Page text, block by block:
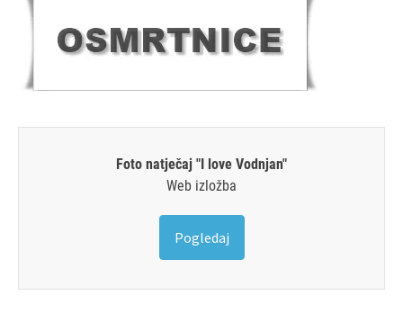
Foto natječaj "I love Vodnjan"
Web izložba
Pogledaj